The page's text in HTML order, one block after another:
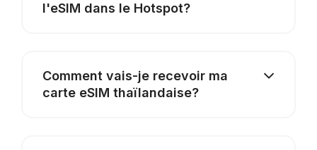
l'eSIM dans le Hotspot?
Comment vais-je recevoir ma
carte eSIM thaïlandaise?